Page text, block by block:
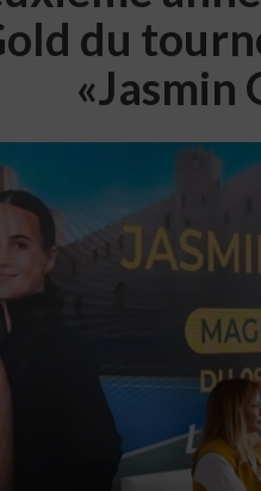
du
«Jasmin